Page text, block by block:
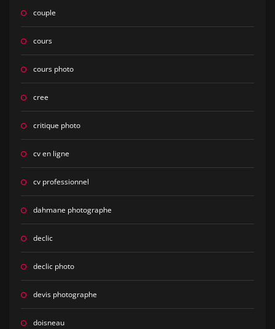
couple
cours
cours photo
cree
critique photo
cv en ligne
cv professionnel
dahmane photographe
declic
declic photo
devis photographe
doisneau